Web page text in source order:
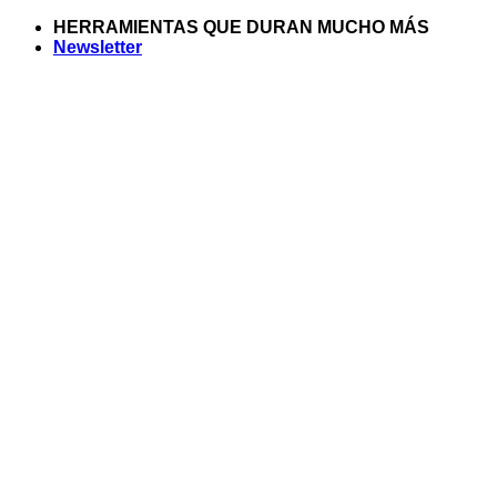
Saltar
HERRAMIENTAS QUE DURAN MUCHO MÁS
Newsletter